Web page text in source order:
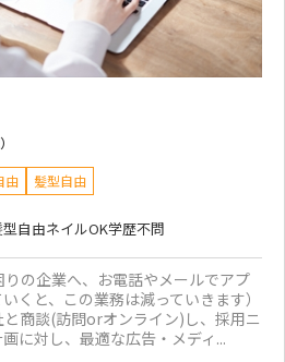
由 髪型自由
型自由ネイルOK学歴不問
の企業へ、お電話やメールでアプ
くと、この業務は減っていきます）
商談(訪問orオンライン)し、採用ニ
に対し、最適な広告・メディ...